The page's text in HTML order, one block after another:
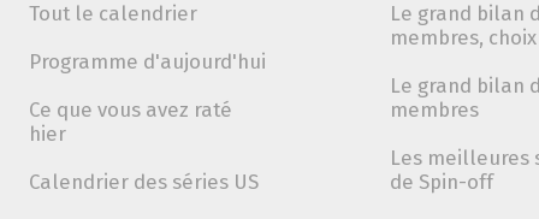
Tout le calendrier
Programme d'aujourd'hui
Ce que vous avez raté
hier
Calendrier des séries US
Le grand bilan
membres,
Le grand bilan
membres
Les meilleures
de Spin-off